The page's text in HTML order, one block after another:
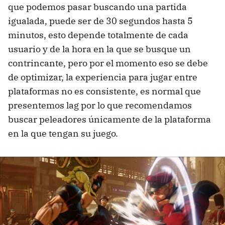
que podemos pasar buscando una partida
igualada, puede ser de 30 segundos hasta 5
minutos, esto depende totalmente de cada
usuario y de la hora en la que se busque un
contrincante, pero por el momento eso se debe
de optimizar, la experiencia para jugar entre
plataformas no es consistente, es normal que
presentemos lag por lo que recomendamos
buscar peleadores únicamente de la plataforma
en la que tengan su juego.